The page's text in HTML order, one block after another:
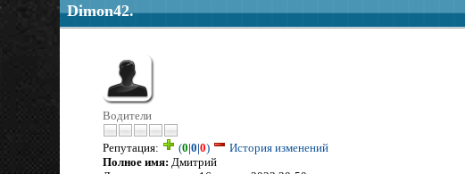
Dimon42.
Водители
Репутация: (0|0|0)
История изменений
Полное имя: Дмитрий